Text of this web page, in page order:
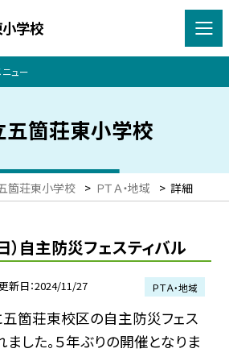
学校
ュー
五箇荘東小学校
箇荘東小学校 > ＰＴＡ・地域 > 詳細
日）自主防災フェスティバル
新日 2024/11/27 ＰＴＡ・地域
五箇荘東校区の自主防災フェス
した。５年ぶりの開催となりま